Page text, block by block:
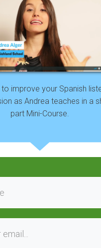
improve your Spanish
as Andrea teaches in a
part Mini-Course.